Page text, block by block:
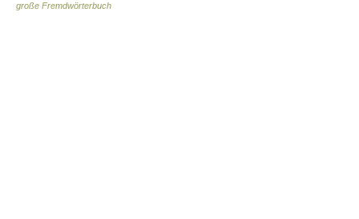
große Fremdwörterbuch